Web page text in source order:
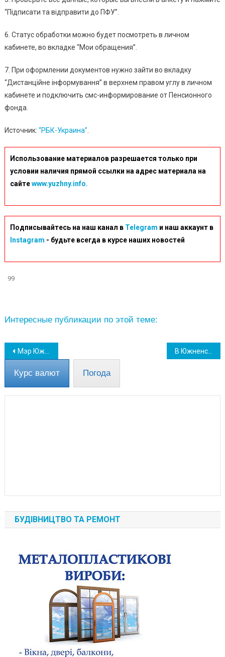
“Підписати та відправити до ПФУ”.
6. Статус обработки можно будет посмотреть в личном
кабинете, во вкладке “Мои обращения”.
7. При оформлении документов нужно зайти во вкладку
“Дистанційне інформування” в верхнем правом углу в личном
кабинете и подключить смс-информирование от Пенсионного
фонда.
Источник: “РБК-Украина”
Использование материалов разрешается только при
условии наличия прямой ссылки на адрес материала на
сайтеwww.yuzhny.info.
Подписывайтесь на наш канал в Telegram и наш аккаунт в
Instagram - будьте всегда в курсе наших новостей
99
Интересные публикации по этой теме:
Навігація
записів
Мэр Южного рассказал об итогах заседания в Одесской ОВА В Южненской ОТГ показали, как обустроили палатки для переселенцев (фото, видео)
Курс валют Погода
БУДІВНИЦТВО ТА РЕМОНТ